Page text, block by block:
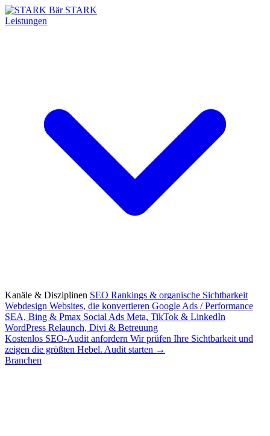
STARK
Leistungen
Kanäle & Disziplinen SEO Rankings & organische Sichtbarkeit
Webdesign Websites, die konvertieren Google Ads / Performance
SEA, Bing & Pmax Social Ads Meta, TikTok & LinkedIn
WordPress Relaunch, Divi & Betreuung
Kostenlos SEO-Audit anfordern Wir prüfen Ihre Sichtbarkeit und
zeigen die größten Hebel. Audit starten →
Branchen